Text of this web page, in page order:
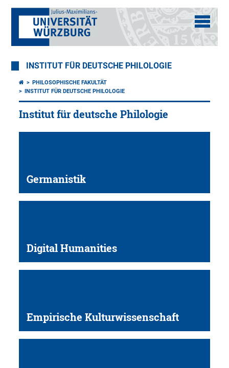
INSTITUT FÜR DEUTSCHE PHILOLOGIE
PHILOSOPHISCHE FAKULTÄT
INSTITUT FÜR DEUTSCHE PHILOLOGIE
Institut für deutsche Philologie
Germanistik
Digital Humanities
Empirische Kulturwissenschaft